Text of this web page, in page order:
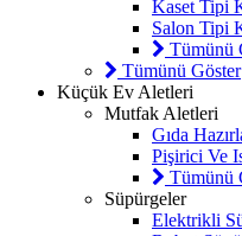
Kaset Tipi
Salon Tipi
Tümünü
Tümünü Göster
Küçük Ev Aletleri
Mutfak Aletleri
Gıda
Pişirici Ve
Tümünü
Süpürgeler
Elektrikli